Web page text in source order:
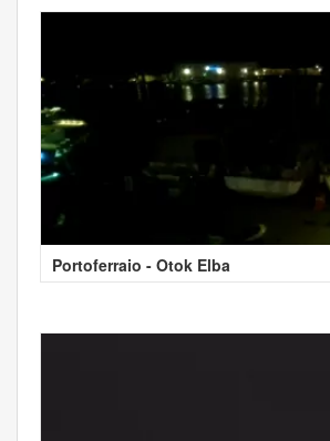
Portoferraio - Otok Elba